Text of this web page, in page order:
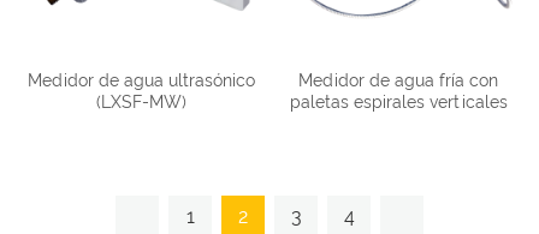
Medidor de agua ultrasónico
(LXSF-MW)
Medidor de agua fría con
paletas espirales verticales
1 2 3 4